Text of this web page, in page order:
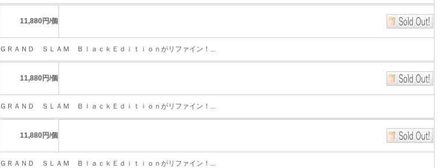
11,880円/個
ＧＲＡＮＤ ＳＬＡＭ ＢｌａｃｋＥｄｉｔｉｏｎがリファイン！...
11,880円/個
ＧＲＡＮＤ ＳＬＡＭ ＢｌａｃｋＥｄｉｔｉｏｎがリファイン！...
11,880円/個
ＧＲＡＮＤ ＳＬＡＭ ＢｌａｃｋＥｄｉｔｉｏｎがリファイン！...